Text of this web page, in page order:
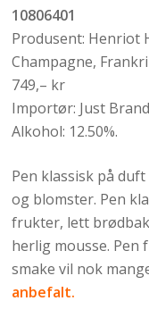
10806401
Produsent: Henriot
Champagne,
749,– kr
Importør: Just
Alkohol: 12.50%.
Pen klassisk på
og blomster. Pen
frukter, lett
herlig mousse. Pen
smake vil nok
anbefalt.